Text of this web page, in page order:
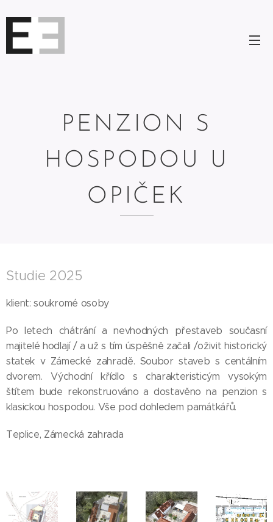
PENZION S
HOSPODOU U
OPIČEK
Studie 2025
klient: soukromé osoby
Po letech chátrání a nevhodných přestaveb současní
majitelé hodlají / a už s tím úspěšně začali /oživit historický
statek v Zámecké zahradě. Soubor staveb s centálním
dvorem. Východní křídlo s charakteristicým vysokým
štítem bude rekonstruováno a dostavěno na penzion s
klasickou hospodou. Vše pod dohledem památkářů.
Teplice, Zámecká zahrada